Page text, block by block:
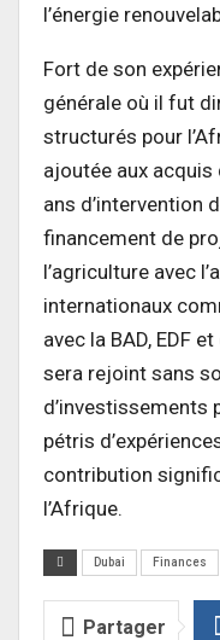
l’énergie
Fort de son
générale où il fut
structurés pour
ajoutée aux acquis
ans d’intervention
financement de
l’agriculture avec
internationaux
avec la BAD, EDF
sera rejoint sans
d’investissements
pétris
contribution
l’Afrique.
Dubai Finances
Partager